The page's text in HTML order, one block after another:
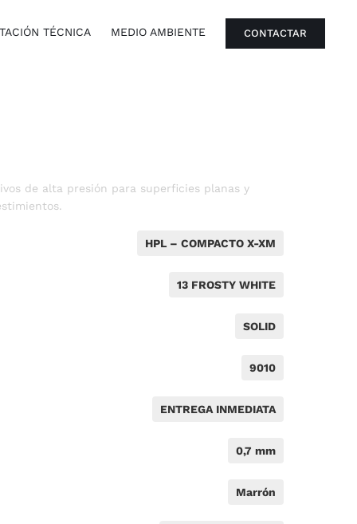
TÉCNICA MEDIO AMBIENTE CONTACTAR
de alta presión para superficies planas y
HPL – COMPACTO X-XM
13 FROSTY WHITE
SOLID
9010
ENTREGA INMEDIATA
0,7 mm
Marrón